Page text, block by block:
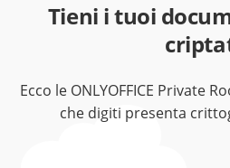
Tieni i tuoi
Ecco le ONLYOFFICE Private
che digiti presenta